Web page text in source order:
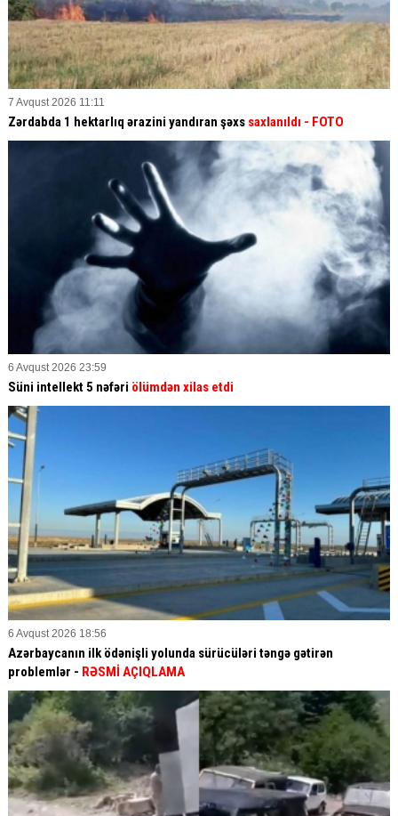
7 Avqust 2026 11:11
Zərdabda 1 hektarlıq ərazini yandıran şəxs saxlanıldı - FOTO
6 Avqust 2026 23:59
Süni intellekt 5 nəfəri ölümdən xilas etdi
6 Avqust 2026 18:56
Azərbaycanın ilk ödənişli yolunda sürücüləri təngə gətirən
problemlər - RƏSMİ AÇIQLAMA